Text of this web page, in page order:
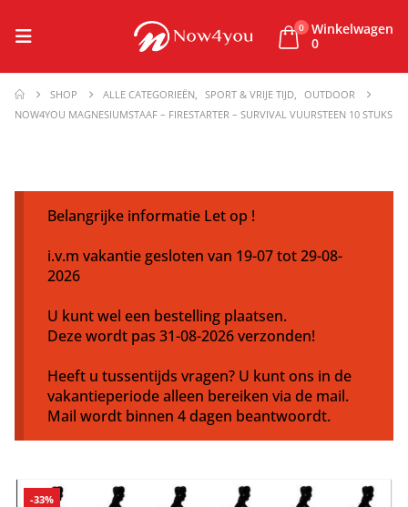
0 Winkelwagen
0
SHOP ALLE CATEGORIEËN, SPORT & VRIJE TIJD,
OUTDOOR
NOW4YOU MAGNESIUMSTAAF – FIRESTARTER – SURVIVAL VUURSTEEN 10 STUKS
Belangrijke informatie Let op !
i.v.m vakantie gesloten van 19-07 tot 29-08-
2026
U kunt wel een bestelling plaatsen.
Deze wordt pas 31-08-2026 verzonden!
Heeft u tussentijds vragen? U kunt ons in de
vakantieperiode alleen bereiken via de mail.
Mail wordt binnen 4 dagen beantwoordt.
-33%